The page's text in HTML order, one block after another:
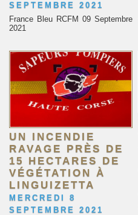
SEPTEMBRE 2021
France Bleu RCFM 09 Septembre
2021
UN INCENDIE
RAVAGE PRÈS DE
15 HECTARES DE
VÉGÉTATION À
LINGUIZETTA
MERCREDI 8
SEPTEMBRE 2021